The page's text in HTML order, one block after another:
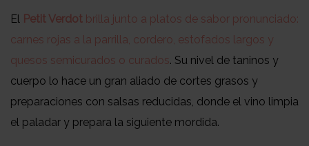
El Petit Verdot brilla junto a platos de sabor pronunciado:
carnes rojas a la parrilla, cordero, estofados largos y
quesos semicurados o curados. Su nivel de taninos y
cuerpo lo hace un gran aliado de cortes grasos y
preparaciones con salsas reducidas, donde el vino limpia
el paladar y prepara la siguiente mordida.